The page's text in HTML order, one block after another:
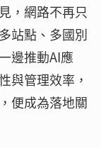
，網路不再只
站點、多國別
邊推動AI應
與管理效率，
便成為落地關